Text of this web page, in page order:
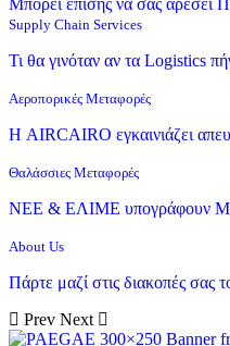
Supply Chain Services
Τι θα γινόταν αν τα Logistics
Αεροπορικές Μεταφορές
Η AIRCAIRO εγκαινιάζει
Θαλάσσιες Μεταφορές
ΝΕΕ & ΕΛΙΜΕ υπογράφουν
About Us
Πάρτε μαζί στις διακοπές σας
Prev Next